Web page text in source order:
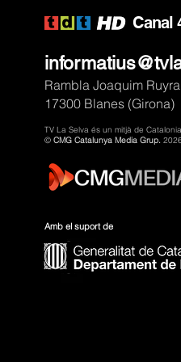
Canal
Rambla Joaquim
17300 Blanes (Girona)
TV La Selva és un mitjà de
© CMG Catalunya Media Grup.
Amb el suport de